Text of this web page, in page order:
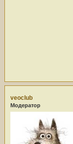
veoclub
Модератор